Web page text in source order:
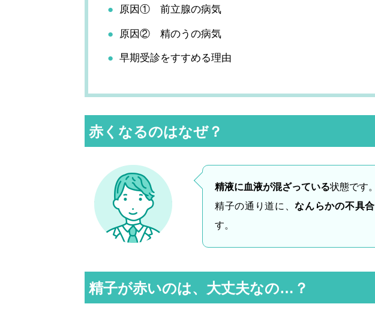
原因① 前立腺の病気
原因② 精のうの病気
早期受診をすすめる理由
赤くなるのはなぜ？
精液に血液が混ざっている状態です。
精子の通り道に、なんらかの不具合
す。
精子が赤いのは、大丈夫なの…？